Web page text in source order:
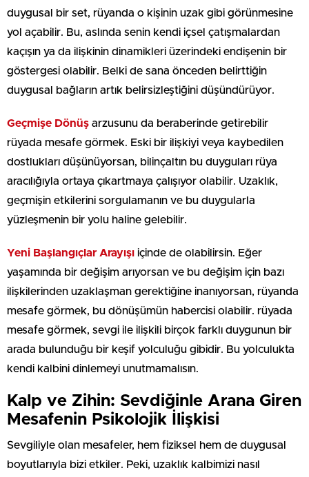
duygusal bir set, rüyanda o kişinin uzak gibi görünmesine
yol açabilir. Bu, aslında senin kendi içsel çatışmalardan
kaçışın ya da ilişkinin dinamikleri üzerindeki endişenin bir
göstergesi olabilir. Belki de sana önceden belirttiğin
duygusal bağların artık belirsizleştiğini düşündürüyor.
Geçmişe Dönüş arzusunu da beraberinde getirebilir
rüyada mesafe görmek. Eski bir ilişkiyi veya kaybedilen
dostlukları düşünüyorsan, bilinçaltın bu duyguları rüya
aracılığıyla ortaya çıkartmaya çalışıyor olabilir. Uzaklık,
geçmişin etkilerini sorgulamanın ve bu duygularla
yüzleşmenin bir yolu haline gelebilir.
Yeni Başlangıçlar Arayışı içinde de olabilirsin. Eğer
yaşamında bir değişim arıyorsan ve bu değişim için bazı
ilişkilerinden uzaklaşman gerektiğine inanıyorsan, rüyanda
mesafe görmek, bu dönüşümün habercisi olabilir. rüyada
mesafe görmek, sevgi ile ilişkili birçok farklı duygunun bir
arada bulunduğu bir keşif yolculuğu gibidir. Bu yolculukta
kendi kalbini dinlemeyi unutmamalısın.
Kalp ve Zihin: Sevdiğinle Arana Giren
Mesafenin Psikolojik İlişkisi
Sevgiliyle olan mesafeler, hem fiziksel hem de duygusal
boyutlarıyla bizi etkiler. Peki, uzaklık kalbimizi nasıl